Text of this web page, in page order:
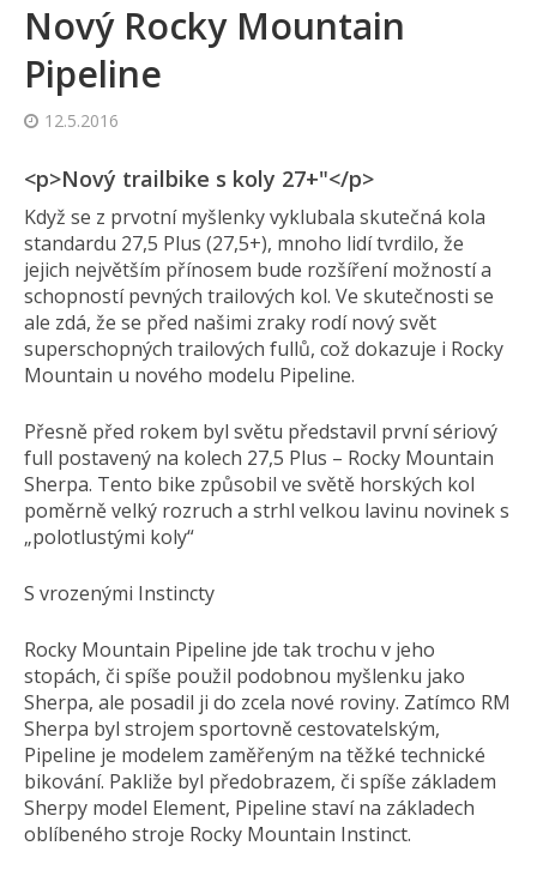
Nový Rocky Mountain
Pipeline
12.5.2016
<p>Nový trailbike s koly 27+"</p>
Když se z prvotní myšlenky vyklubala skutečná kola
standardu 27,5 Plus (27,5+), mnoho lidí tvrdilo, že
jejich největším přínosem bude rozšíření možností a
schopností pevných trailových kol. Ve skutečnosti se
ale zdá, že se před našimi zraky rodí nový svět
superschopných trailových fullů, což dokazuje i Rocky
Mountain u nového modelu Pipeline.
Přesně před rokem byl světu představil první sériový
full postavený na kolech 27,5 Plus – Rocky Mountain
Sherpa. Tento bike způsobil ve světě horských kol
poměrně velký rozruch a strhl velkou lavinu novinek s
„polotlustými koly“
S vrozenými Instincty
Rocky Mountain Pipeline jde tak trochu v jeho
stopách, či spíše použil podobnou myšlenku jako
Sherpa, ale posadil ji do zcela nové roviny. Zatímco RM
Sherpa byl strojem sportovně cestovatelským,
Pipeline je modelem zaměřeným na těžké technické
bikování. Pakliže byl předobrazem, či spíše základem
Sherpy model Element, Pipeline staví na základech
oblíbeného stroje Rocky Mountain Instinct.